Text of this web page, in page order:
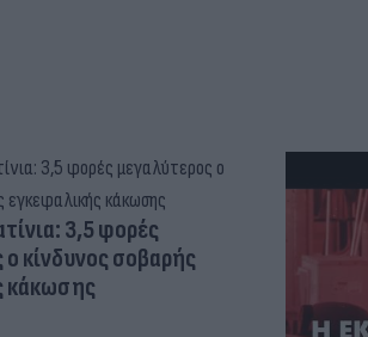
3,5 φορές
κίνδυνος σοβαρής
κάκωσης